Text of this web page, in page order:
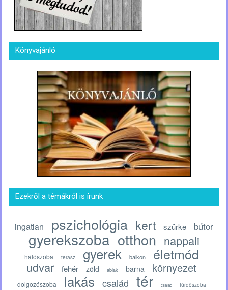
Könyvajánló
Ezekről a témákról is írunk
ingatlan pszichológia kert szürke bútor
gyerekszoba otthon nappali
hálószoba terasz gyerek balkon életmód
udvar fehér zöld ablak barna környezet
dolgozószoba lakás család tér család fürdőszoba